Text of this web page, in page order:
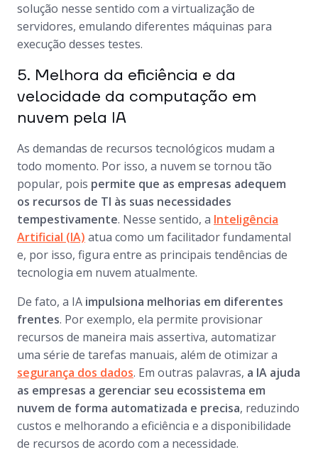
solução nesse sentido com a virtualização de
servidores, emulando diferentes máquinas para
execução desses testes.
5. Melhora da eficiência e da
velocidade da computação em
nuvem pela IA
As demandas de recursos tecnológicos mudam a
todo momento. Por isso, a nuvem se tornou tão
popular, pois permite que as empresas adequem
os recursos de TI às suas necessidades
tempestivamente. Nesse sentido, a Inteligência
Artificial (IA) atua como um facilitador fundamental
e, por isso, figura entre as principais tendências de
tecnologia em nuvem atualmente.
De fato, a IA impulsiona melhorias em diferentes
frentes. Por exemplo, ela permite provisionar
recursos de maneira mais assertiva, automatizar
uma série de tarefas manuais, além de otimizar a
segurança dos dados. Em outras palavras, a IA ajuda
as empresas a gerenciar seu ecossistema em
nuvem de forma automatizada e precisa, reduzindo
custos e melhorando a eficiência e a disponibilidade
de recursos de acordo com a necessidade.